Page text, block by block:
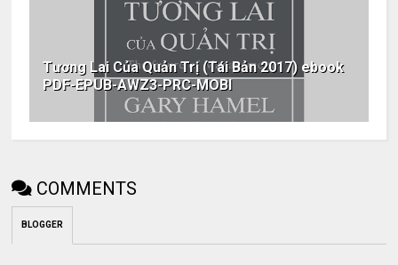
Tương Lai Của Quản Trị (Tái Bản 2017) ebook
PDF-EPUB-AWZ3-PRC-MOBI
COMMENTS
BLOGGER